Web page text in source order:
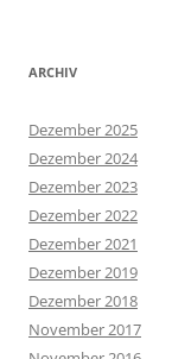
ARCHIV
Dezember 2025
Dezember 2024
Dezember 2023
Dezember 2022
Dezember 2021
Dezember 2019
Dezember 2018
November 2017